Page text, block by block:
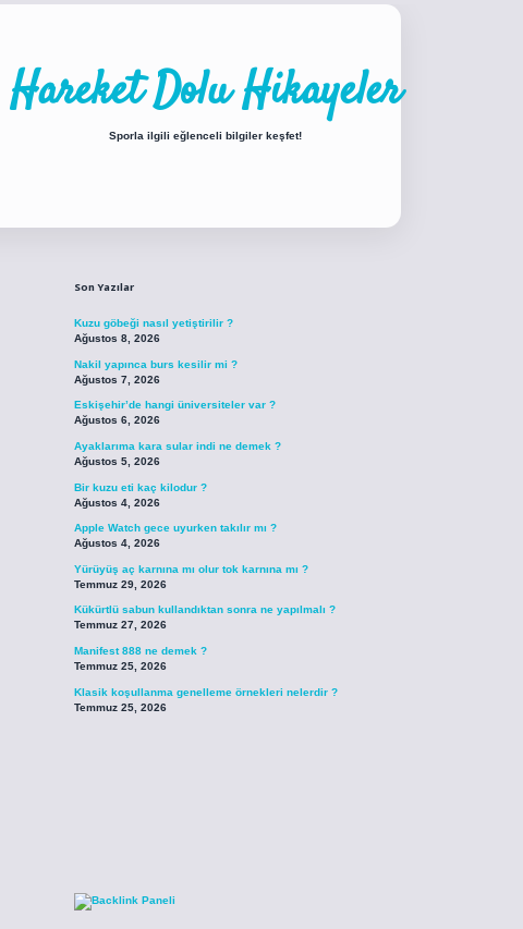
Hareket Dolu Hikayeler
Sporla ilgili eğlenceli bilgiler keşfet!
Son Yazılar
Kuzu göbeği nasıl yetiştirilir ?
Ağustos 8, 2026
Nakil yapınca burs kesilir mi ?
Ağustos 7, 2026
Eskişehir’de hangi üniversiteler var ?
Ağustos 6, 2026
Ayaklarıma kara sular indi ne demek ?
Ağustos 5, 2026
Bir kuzu eti kaç kilodur ?
Ağustos 4, 2026
Apple Watch gece uyurken takılır mı ?
Ağustos 4, 2026
Yürüyüş aç karnına mı olur tok karnına mı ?
Temmuz 29, 2026
Kükürtlü sabun kullandıktan sonra ne yapılmalı ?
Temmuz 27, 2026
Manifest 888 ne demek ?
Temmuz 25, 2026
Klasik koşullanma genelleme örnekleri nelerdir ?
Temmuz 25, 2026